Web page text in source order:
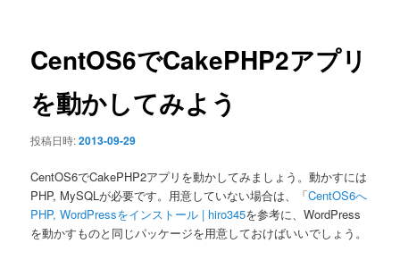
ー
ョ
ン
CentOS6でCakePHP2アプリ
を動かしてみよう
投稿日時:2013-09-29
CentOS6でCakePHP2アプリを動かしてみましょう。動かすには
PHP, MySQLが必要です。用意していない場合は、「CentOS6へ
PHP, WordPressをインストール | hiro345を参考に、WordPress
を動かすものと同じパッケージを用意しておけばいいでしょう。